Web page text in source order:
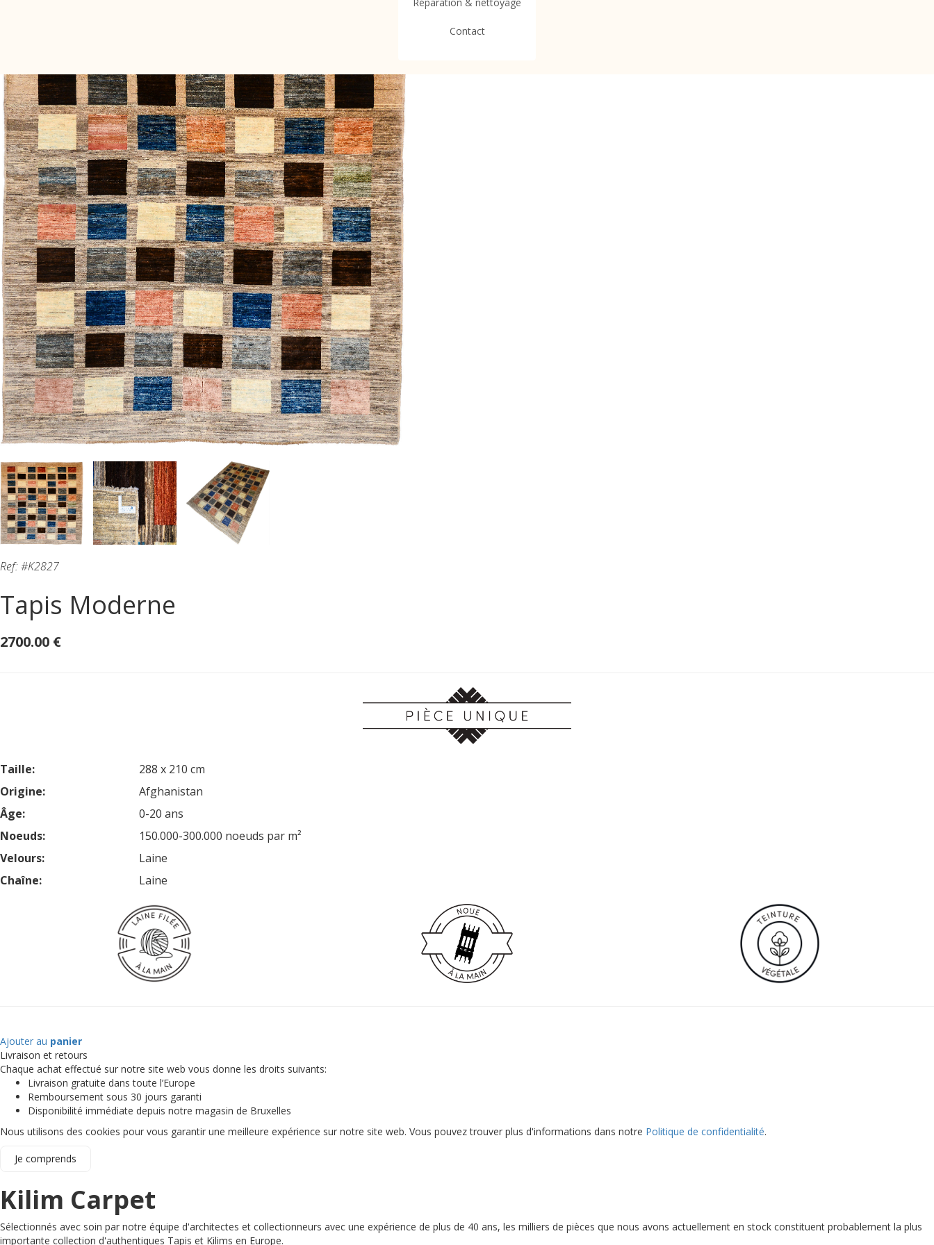
Contact
Ref: #K2827
Tapis Moderne
2700.00 €
Taille:
288 x 210 cm
Origine:
Afghanistan
Âge:
0-20 ans
Noeuds:
150.000-300.000 noeuds par m²
Velours:
Laine
Chaîne:
Laine
Ajouter au panier
Livraison et retours
Chaque achat effectué sur notre site web vous donne les droits suivants:
Livraison gratuite dans toute l’Europe
Remboursement sous 30 jours garanti
Disponibilité immédiate depuis notre magasin de Bruxelles
Nous utilisons des cookies pour vous garantir une meilleure expérience sur notre site web. Vous pouvez trouver plus d'informations dans notre Politique de confidentialité.
Je comprends
Kilim Carpet
Sélectionnés avec soin par notre équipe d'architectes et collectionneurs avec une expérience de plus de 40 ans, les milliers de pièces que nous avons actuellement en stock constituent probablement la plus
importante collection d'authentiques Tapis et Kilims en Europe.